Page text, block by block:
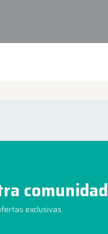
comunidad
exclusivas.